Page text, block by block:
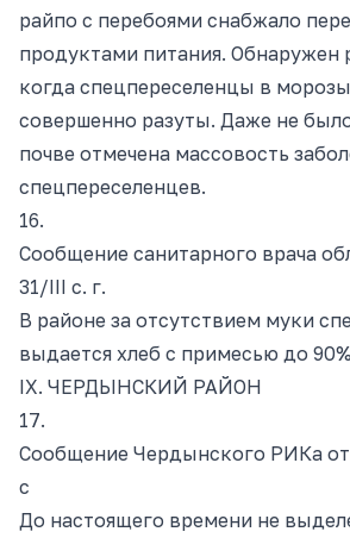
райпо с перебоями снабжало
продуктами питания. Обнаружен
когда спецпереселенцы в
совершенно разуты. Даже не
почве отмечена массовость
спецпереселенцев.
16.
Сообщение санитарного врача
31/III с. г.
В районе за отсутствием муки
выдается хлеб с примесью до
IX. ЧЕРДЫНСКИЙ РАЙОН
17.
Сообщение Чердынского РИКа
с
До настоящего времени не